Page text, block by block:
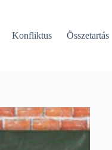
Konfliktus Összetartás